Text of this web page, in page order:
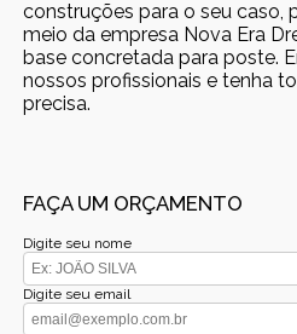
construções para o seu caso,
meio da empresa Nova Era
base concretada para poste.
nossos profissionais e tenha
precisa.
FAÇA UM ORÇAMENTO
Digite seu nome
Digite seu email